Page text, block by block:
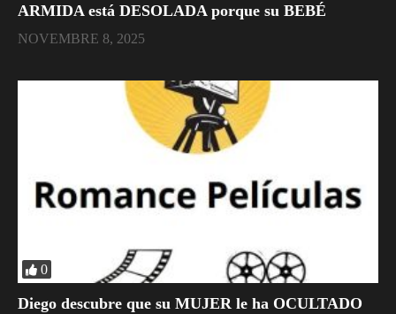
ARMIDA está DESOLADA porque su BEBÉ
NOVEMBRE 8, 2025
0
Diego descubre que su MUJER le ha OCULTADO